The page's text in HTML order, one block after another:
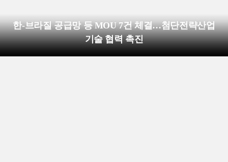
한-브라질 공급망 등 MOU 7건 체결…첨단전략산업
기술 협력 촉진